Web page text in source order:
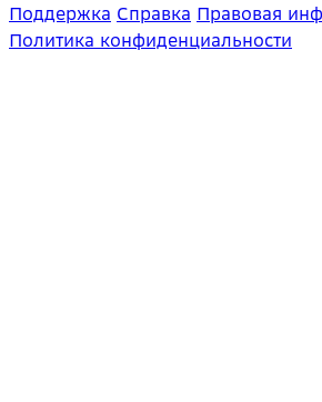
Поддержка Справка Правовая
Политика конфиденциальности